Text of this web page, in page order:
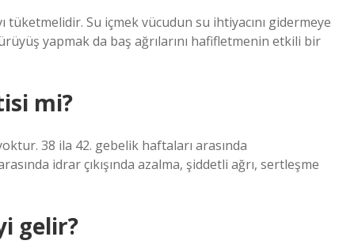
tüketmelidir. Su içmek vücudun su ihtiyacını gidermeye
yapmak da baş ağrılarını hafifletmenin etkili bir
mi?
38 ila 42. gebelik haftaları arasında
idrar çıkışında azalma, şiddetli ağrı, sertleşme
gelir?